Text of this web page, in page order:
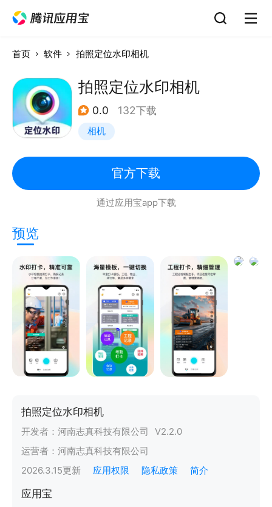
首页 软件 拍照定位水印相机
拍照定位水印相机
0.0 132下载
相机
官方下载
通过应用宝app下载
预览
拍照定位水印相机
开发者： 河南志真科技有限公司 V2.2.0
运营者： 河南志真科技有限公司
2026.3.15更新 应用权限 隐私政策 简介
应用宝